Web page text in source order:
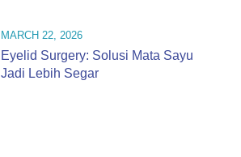
MARCH 22, 2026
Eyelid Surgery: Solusi Mata Sayu
Jadi Lebih Segar